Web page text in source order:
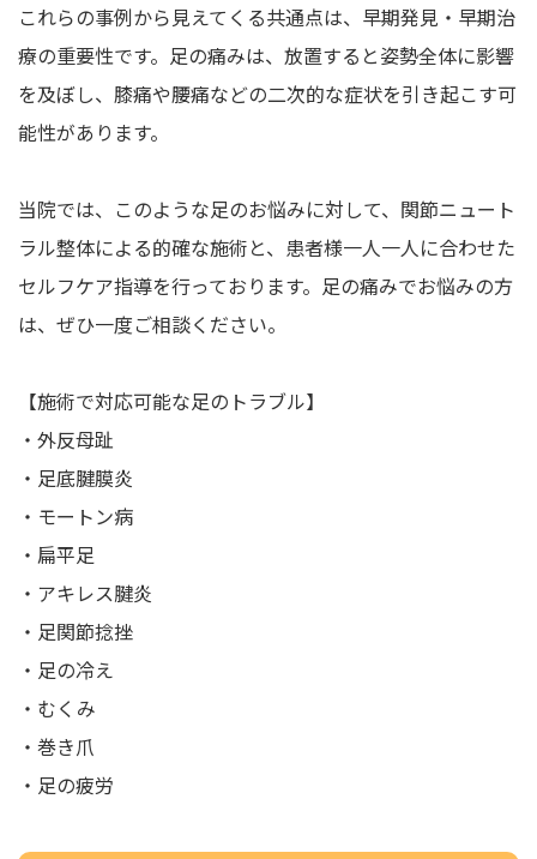
これらの事例から見えてくる共通点は、早期発見・早期治
療の重要性です。足の痛みは、放置すると姿勢全体に影響
を及ぼし、膝痛や腰痛などの二次的な症状を引き起こす可
能性があります。
当院では、このような足のお悩みに対して、関節ニュート
ラル整体による的確な施術と、患者様一人一人に合わせた
セルフケア指導を行っております。足の痛みでお悩みの方
は、ぜひ一度ご相談ください。
【施術で対応可能な足のトラブル】
・外反母趾
・足底腱膜炎
・モートン病
・扁平足
・アキレス腱炎
・足関節捻挫
・足の冷え
・むくみ
・巻き爪
・足の疲労